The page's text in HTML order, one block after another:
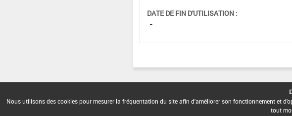
DATE DE FIN D'UTILISATION :
-
Nous utilisons des cookies pour mesurer la fréquentation du site afin d'améliorer son fonctionnement et
tout